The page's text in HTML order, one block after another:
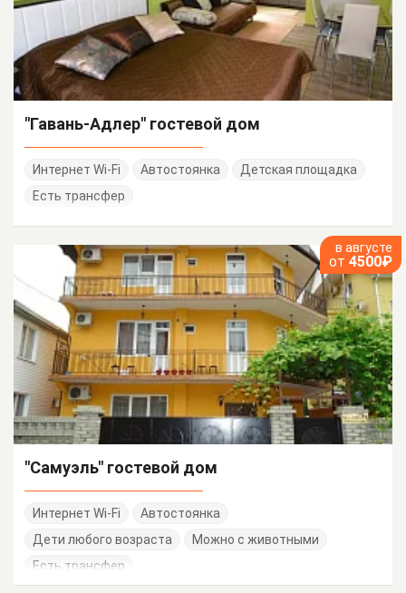
"Гавань-Адлер" гостевой дом
Интернет Wi-Fi Автостоянка
Детская площадка
Есть трансфер
в августе
от 4500₽
"Самуэль" гостевой дом
Интернет Wi-Fi
Автостоянка
Дети любого возраста
Можно с животными
Есть трансфер